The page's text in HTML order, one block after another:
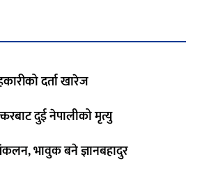
दर्ता खारेज
दुई नेपालीको मृत्यु
भावुक बने ज्ञानबहादुर